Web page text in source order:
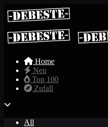
Home
Neu
Top 100
Zufall
All